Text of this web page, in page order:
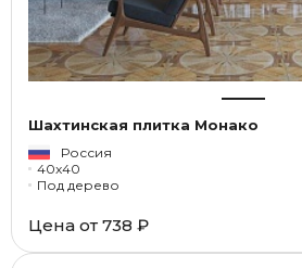
Шахтинская плитка Монако
Россия
40x40
Под дерево
Цена от 738 ₽